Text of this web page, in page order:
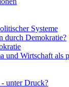
Systeme
durch Demokratie?
und Wirtschaft als
- unter Druck?